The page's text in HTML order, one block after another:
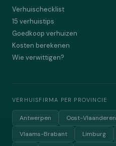
Verhuischecklist
15 verhuistips
Goedkoop verhuizen
Kosten berekenen
Wie verwittigen?
VERHUISFIRMA PER PROVINCIE
Antwerpen Oost-Vlaanderen
Vlaams-Brabant
Limburg